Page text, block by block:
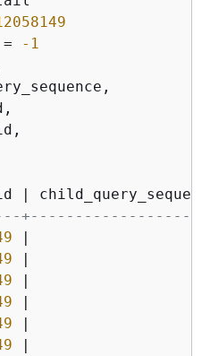
=
-1
|
|
|
|
|
|
|